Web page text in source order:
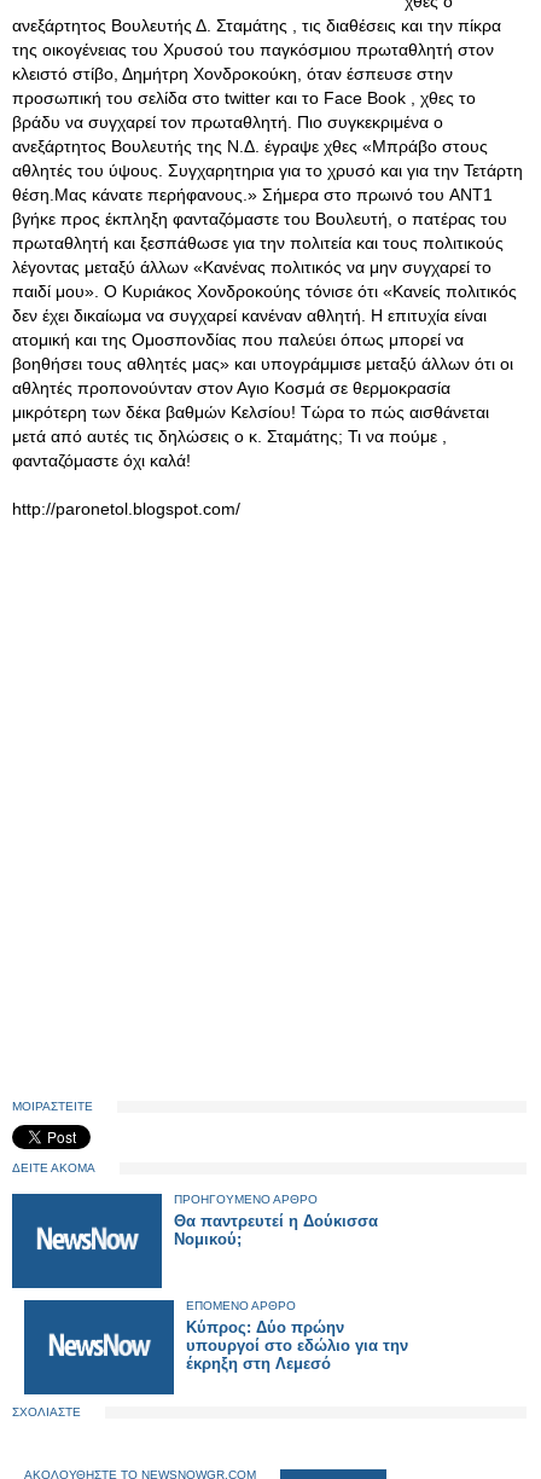
ανεξάρτητος Βουλευτής Δ. Σταμάτης , τις διαθέσεις και την πίκρα
της οικογένειας του Χρυσού του παγκόσμιου πρωταθλητή στον
κλειστό στίβο, Δημήτρη Χονδροκούκη, όταν έσπευσε στην
προσωπική του σελίδα στο twitter και το Face Book , χθες το
βράδυ να συγχαρεί τον πρωταθλητή. Πιο συγκεκριμένα ο
ανεξάρτητος Βουλευτής της Ν.Δ. έγραψε χθες «Μπράβο στους
αθλητές του ύψους. Συγχαρητηρια για το χρυσό και για την Τετάρτη
θέση.Μας κάνατε περήφανους.» Σήμερα στο πρωινό του ANT1
βγήκε προς έκπληξη φανταζόμαστε του Βουλευτή, ο πατέρας του
πρωταθλητή και ξεσπάθωσε για την πολιτεία και τους πολιτικούς
λέγοντας μεταξύ άλλων «Κανένας πολιτικός να μην συγχαρεί το
παιδί μου». Ο Κυριάκος Χονδροκούης τόνισε ότι «Κανείς πολιτικός
δεν έχει δικαίωμα να συγχαρεί κανέναν αθλητή. Η επιτυχία είναι
ατομική και της Ομοσπονδίας που παλεύει όπως μπορεί να
βοηθήσει τους αθλητές μας» και υπογράμμισε μεταξύ άλλων ότι οι
αθλητές προπονούνταν στον Αγιο Κοσμά σε θερμοκρασία
μικρότερη των δέκα βαθμών Κελσίου! Τώρα το πώς αισθάνεται
μετά από αυτές τις δηλώσεις ο κ. Σταμάτης; Τι να πούμε ,
φανταζόμαστε όχι καλά!
http://paronetol.blogspot.com/
ΜΟΙΡΑΣΤΕΙΤΕ
ΔΕΙΤΕ ΑΚΟΜΑ
ΠΡΟΗΓΟΥΜΕΝΟ ΑΡΘΡΟ
Θα παντρευτεί η Δούκισσα
Νομικού;
ΕΠΟΜΕΝΟ ΑΡΘΡΟ
Κύπρος: Δύο πρώην
υπουργοί στο εδώλιο για την
έκρηξη στη Λεμεσό
ΣΧΟΛΙΑΣΤΕ
ΑΚΟΛΟΥΘΗΣΤΕ ΤΟ NEWSNOWGR.COM